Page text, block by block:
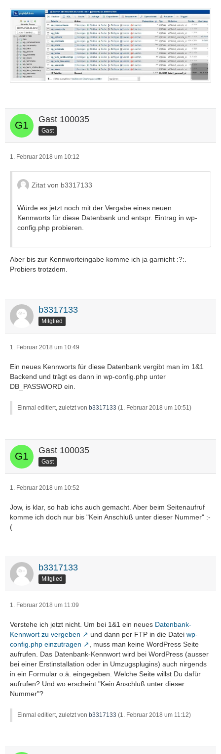
Gast 100035
Gast
1. Februar 2018 um 10:12
Zitat von b3317133
Würde es jetzt noch mit der Vergabe eines neuen
Kennworts für diese Datenbank und entspr. Eintrag in wp-
config.php probieren.
Aber bis zur Kennworteingabe komme ich ja garnicht :?:.
Probiers trotzdem.
b3317133
Mitglied
1. Februar 2018 um 10:49
Ein neues Kennworts für diese Datenbank vergibt man im 1&1
Backend und trägt es dann in wp-config.php unter
DB_PASSWORD ein.
Einmal editiert, zuletzt von b3317133 (1. Februar 2018 um 10:51)
Gast 100035
Gast
1. Februar 2018 um 10:52
Jow, is klar, so hab ichs auch gemacht. Aber beim Seitenaufruf
komme ich doch nur bis "Kein Anschluß unter dieser Nummer" :-
(
b3317133
Mitglied
1. Februar 2018 um 11:09
Verstehe ich jetzt nicht. Um bei 1&1 ein neues Datenbank-
Kennwort zu vergeben
und dann per FTP in die Datei wp-
config.php einzutragen
, muss man keine WordPress Seite
aufrufen. Das Datenbank-Kennwort wird bei WordPress (ausser
bei einer Erstinstallation oder in Umzugsplugins) auch nirgends
in ein Formular o.ä. eingegeben. Welche Seite willst Du dafür
aufrufen? Und wo erscheint "Kein Anschluß unter dieser
Nummer"?
Einmal editiert, zuletzt von b3317133 (1. Februar 2018 um 11:12)